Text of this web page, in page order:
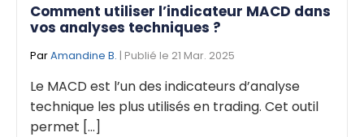
Comment utiliser l’indicateur MACD dans
vos analyses techniques ?
ParAmandine B. | Publié le 21 Mar. 2025
Le MACD est l’un des indicateurs d’analyse
technique les plus utilisés en trading. Cet outil
permet [...]